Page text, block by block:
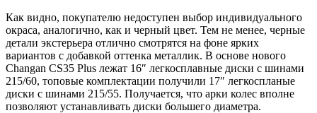
Как видно, покупателю недоступен выбор индивидуального
окраса, аналогично, как и черный цвет. Тем не менее, черные
детали экстерьера отлично смотрятся на фоне ярких
вариантов с добавкой оттенка металлик. В основе нового
Changan CS35 Plus лежат 16″ легкосплавные диски с шинами
215/60, топовые комплектации получили 17″ легкоспланые
диски с шинами 215/55. Получается, что арки колес вполне
позволяют устанавливать диски большего диаметра.